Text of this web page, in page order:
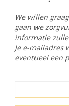
We willen
gaan we
informatie
Je e-mailadres
eventueel een